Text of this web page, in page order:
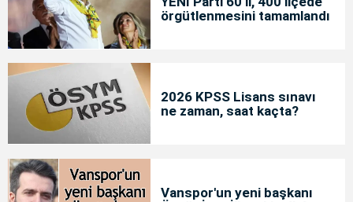
örgütlenmesini tamamlandı
2026 KPSS Lisans sınavı
ne zaman, saat kaçta?
Vanspor'un yeni başkanı